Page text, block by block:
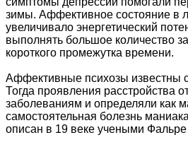
зимы. Аффективное состояние в
увеличивало энергетический
выполнять большое количество
короткого промежутка времени.
Аффективные психозы известны
Тогда проявления расстройства
заболеваниям и определяли как
самостоятельная болезнь
описан в 19 веке учеными